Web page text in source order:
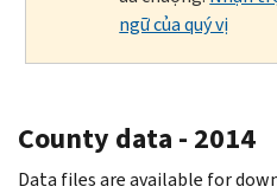
ngữ của quý vị
County data - 2014
Data files are available for